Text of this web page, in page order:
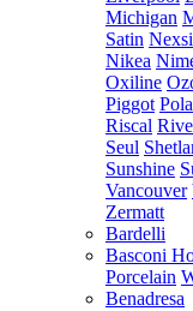
Michigan
Satin
Nikea
Oxiline
Piggot
Riscal
Seul
Sunshine
Vancouver
Zermatt
Bardelli
Basconi
Porcelain
Benadresa